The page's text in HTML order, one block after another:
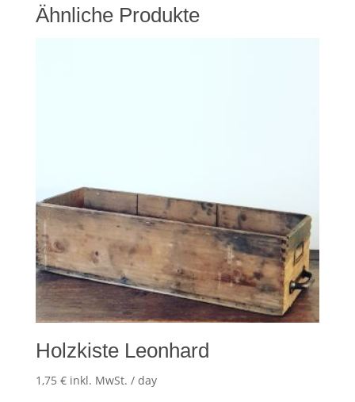
Ähnliche Produkte
Holzkiste Leonhard
1,75 € inkl. MwSt. / day